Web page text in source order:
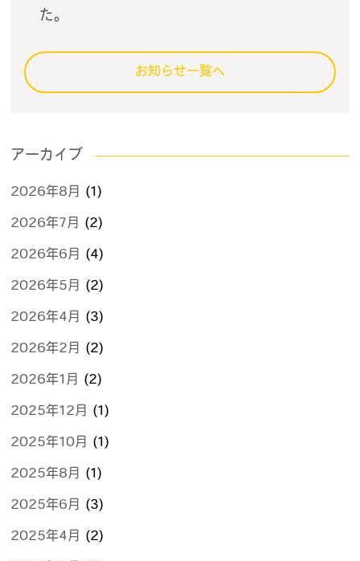
た。
お知らせ一覧へ
アーカイブ
2026年8月 (1)
2026年7月 (2)
2026年6月 (4)
2026年5月 (2)
2026年4月 (3)
2026年2月 (2)
2026年1月 (2)
2025年12月 (1)
2025年10月 (1)
2025年8月 (1)
2025年6月 (3)
2025年4月 (2)